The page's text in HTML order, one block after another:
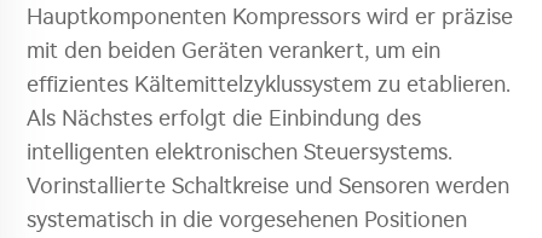
Hauptkomponenten Kompressors wird er präzise
mit den beiden Geräten verankert, um ein
effizientes Kältemittelzyklussystem zu etablieren.
Als Nächstes erfolgt die Einbindung des
intelligenten elektronischen Steuersystems.
Vorinstallierte Schaltkreise und Sensoren werden
systematisch in die vorgesehenen Positionen